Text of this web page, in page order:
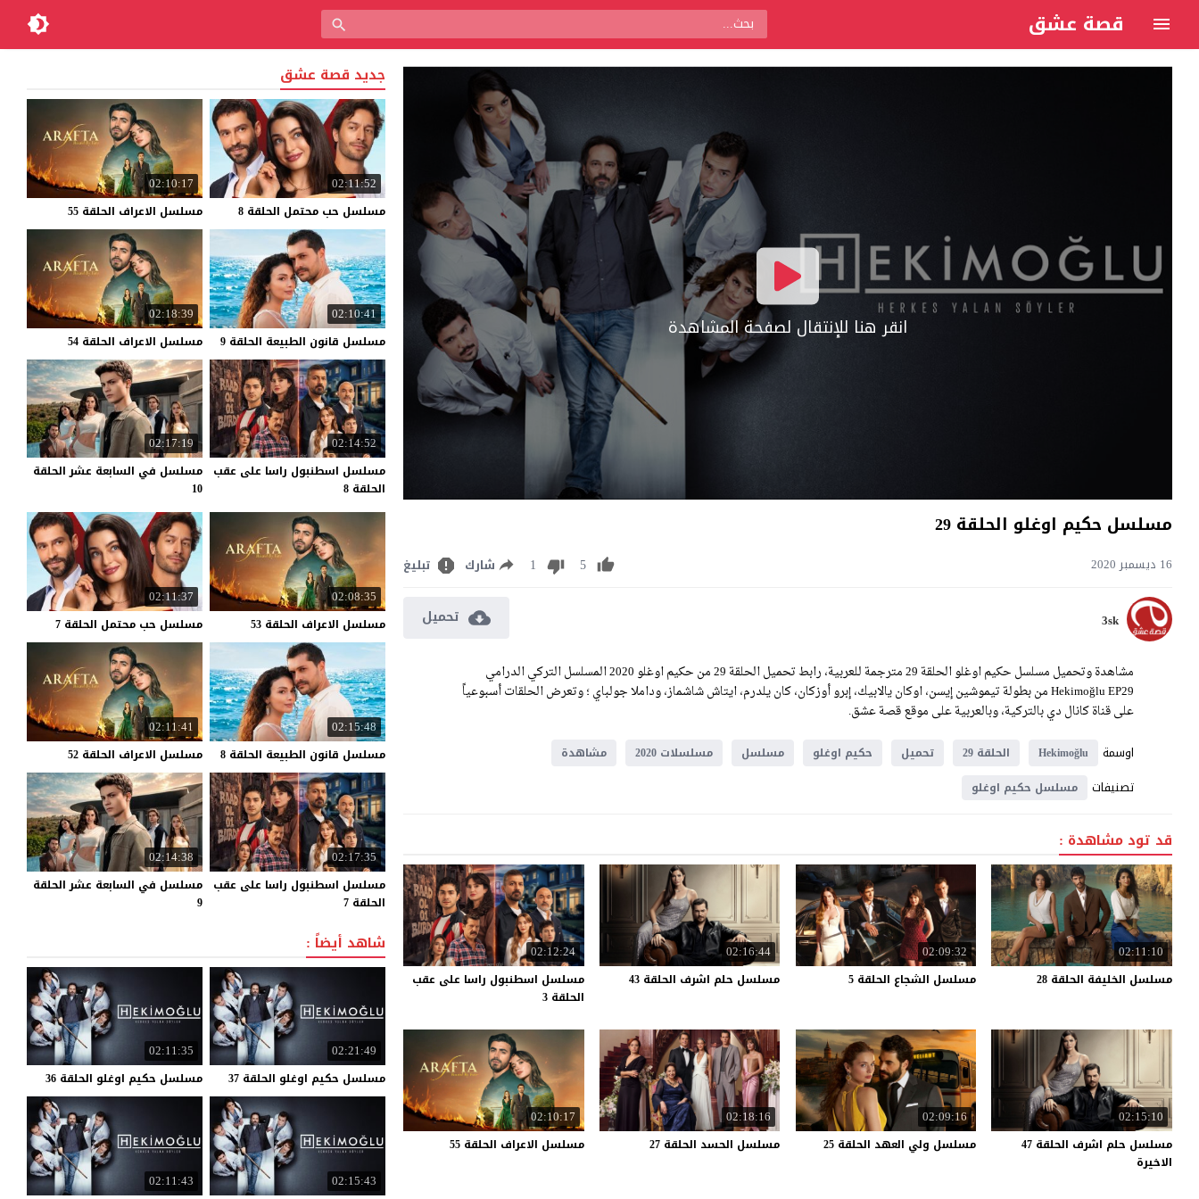
قصة عشق
انقر هنا للإنتقال لصفحة المشاهدة
مسلسل حكيم اوغلو الحلقة 29
16 ديسمبر 2020 5
1 شارك تبليغ
3sk تحميل
مشاهدة وتحميل مسلسل حكيم اوغلو الحلقة 29 مترجمة للعربية، رابط تحميل الحلقة 29 من حكيم اوغلو 2020 المسلسل التركي الدرامي
Hekimoğlu EP29 من بطولة تيموشين إيسن، اوكان يالابيك، إبرو أوزكان، كان يلدرم، ايتاش شاشماز، وداملا جولباي ؛ وتعرض الحلقات أسبوعياً
على قناة كانال دي بالتركية، وبالعربية على موقع قصة عشق.
اوسمة
Hekimoğlu الحلقة 29 تحميل حكيم اوغلو مسلسل مسلسلات 2020 مشاهدة
تصنيفات مسلسل حكيم اوغلو
قد تود مشاهدة :
02:11:10
مسلسل الخليفة الحلقة 28
02:09:32
مسلسل الشجاع الحلقة 5
02:16:44
مسلسل حلم اشرف الحلقة 43
02:12:24
مسلسل اسطنبول راسا على عقب
الحلقة 3
02:15:10
مسلسل حلم اشرف الحلقة 47
الاخيرة
02:09:16
مسلسل ولي العهد الحلقة 25
02:18:16
مسلسل الحسد الحلقة 27
02:10:17
مسلسل الاعراف الحلقة 55
جديد قصة عشق
02:11:52
مسلسل حب محتمل الحلقة 8
02:10:17
مسلسل الاعراف الحلقة 55
02:10:41
مسلسل قانون الطبيعة الحلقة 9
02:18:39
مسلسل الاعراف الحلقة 54
02:14:52
مسلسل اسطنبول راسا على عقب
الحلقة 8
02:17:19
مسلسل في السابعة عشر الحلقة
10
02:08:35
مسلسل الاعراف الحلقة 53
02:11:37
مسلسل حب محتمل الحلقة 7
02:15:48
مسلسل قانون الطبيعة الحلقة 8
02:11:41
مسلسل الاعراف الحلقة 52
02:17:35
مسلسل اسطنبول راسا على عقب
الحلقة 7
02:14:38
مسلسل في السابعة عشر الحلقة
9
شاهد أيضاً :
02:21:49
مسلسل حكيم اوغلو الحلقة 37
02:11:35
مسلسل حكيم اوغلو الحلقة 36
02:15:43
02:11:43